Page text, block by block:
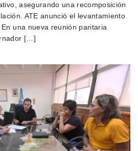
asegurando una recomposición
ATE anunció el levantamiento
una nueva reunión paritaria
[…]